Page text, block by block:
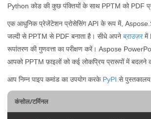
Python कोड की कुछ पंक्तियों के साथ PPTM को PDF
एक आधुनिक प्रेजेंटेशन प्रोसेसिंग API के रूप में,
जल्दी से PPTM से PDF बनाता है। सीधे अपने ब्राउज़रमें
रूपांतरण की गुणवत्ता का परीक्षण करें। Aspose
आपको PPTM फ़ाइलों को कई लोकप्रिय प्रारूपों में बदलने
आप निम्न पाइप कमांड का उपयोग करके PyPI से
कंसोल/टर्मिनल